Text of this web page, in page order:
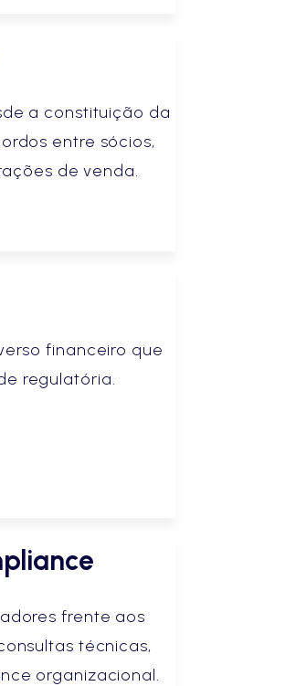
a constituição da
entre sócios,
de venda.
financeiro que
regulatória.
frente aos
técnicas,
organizacional.